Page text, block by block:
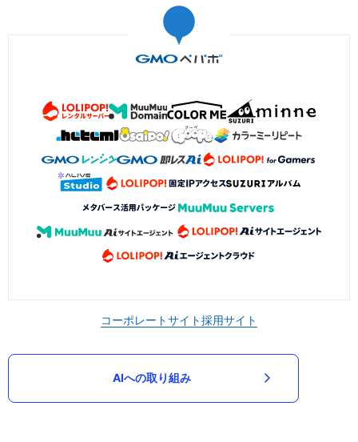
コーポレートサイト採用サイト
AIへの取り組み